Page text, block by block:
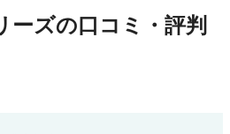
ーズの口コミ・評判